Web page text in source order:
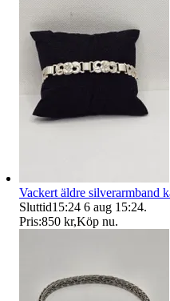
Vackert äldre silverarmband
Sluttid15:24 6 aug 15:24.
Pris:850 kr,Köp nu.